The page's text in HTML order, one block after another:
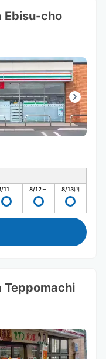
Ebisu-cho
11二 8/12三 8/13四
Teppomachi